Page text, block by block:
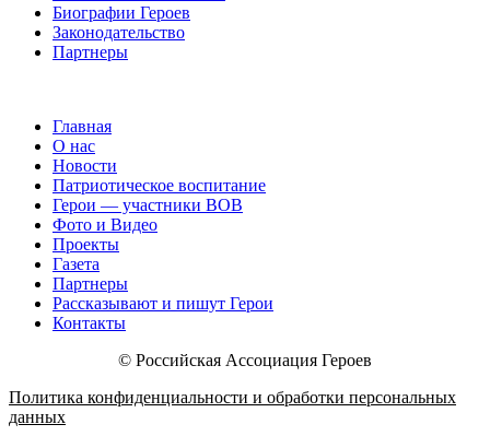
Биографии Героев
Законодательство
Партнеры
Главная
О нас
Новости
Патриотическое воспитание
Герои — участники ВОВ
Фото и Видео
Проекты
Газета
Партнеры
Рассказывают и пишут Герои
Контакты
© Российская Ассоциация Героев
Политика конфиденциальности и обработки персональных
данных